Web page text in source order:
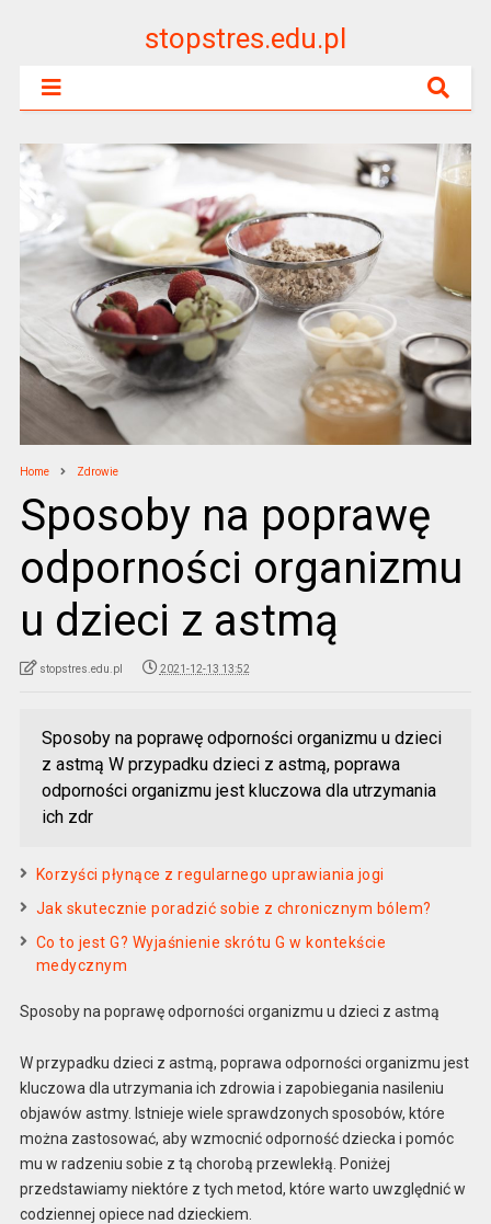
stopstres.edu.pl
Home Zdrowie
Sposoby na poprawę
odporności organizmu
u dzieci z astmą
stopstres.edu.pl 2021-12-13 13:52
Sposoby na poprawę odporności organizmu u dzieci
z astmą W przypadku dzieci z astmą, poprawa
odporności organizmu jest kluczowa dla utrzymania
ich zdr
Korzyści płynące z regularnego uprawiania jogi
Jak skutecznie poradzić sobie z chronicznym bólem?
Co to jest G? Wyjaśnienie skrótu G w kontekście
medycznym
Sposoby na poprawę odporności organizmu u dzieci z astmą
W przypadku dzieci z astmą, poprawa odporności organizmu jest
kluczowa dla utrzymania ich zdrowia i zapobiegania nasileniu
objawów astmy. Istnieje wiele sprawdzonych sposobów, które
można zastosować, aby wzmocnić odporność dziecka i pomóc
mu w radzeniu sobie z tą chorobą przewlekłą. Poniżej
przedstawiamy niektóre z tych metod, które warto uwzględnić w
codziennej opiece nad dzieckiem.